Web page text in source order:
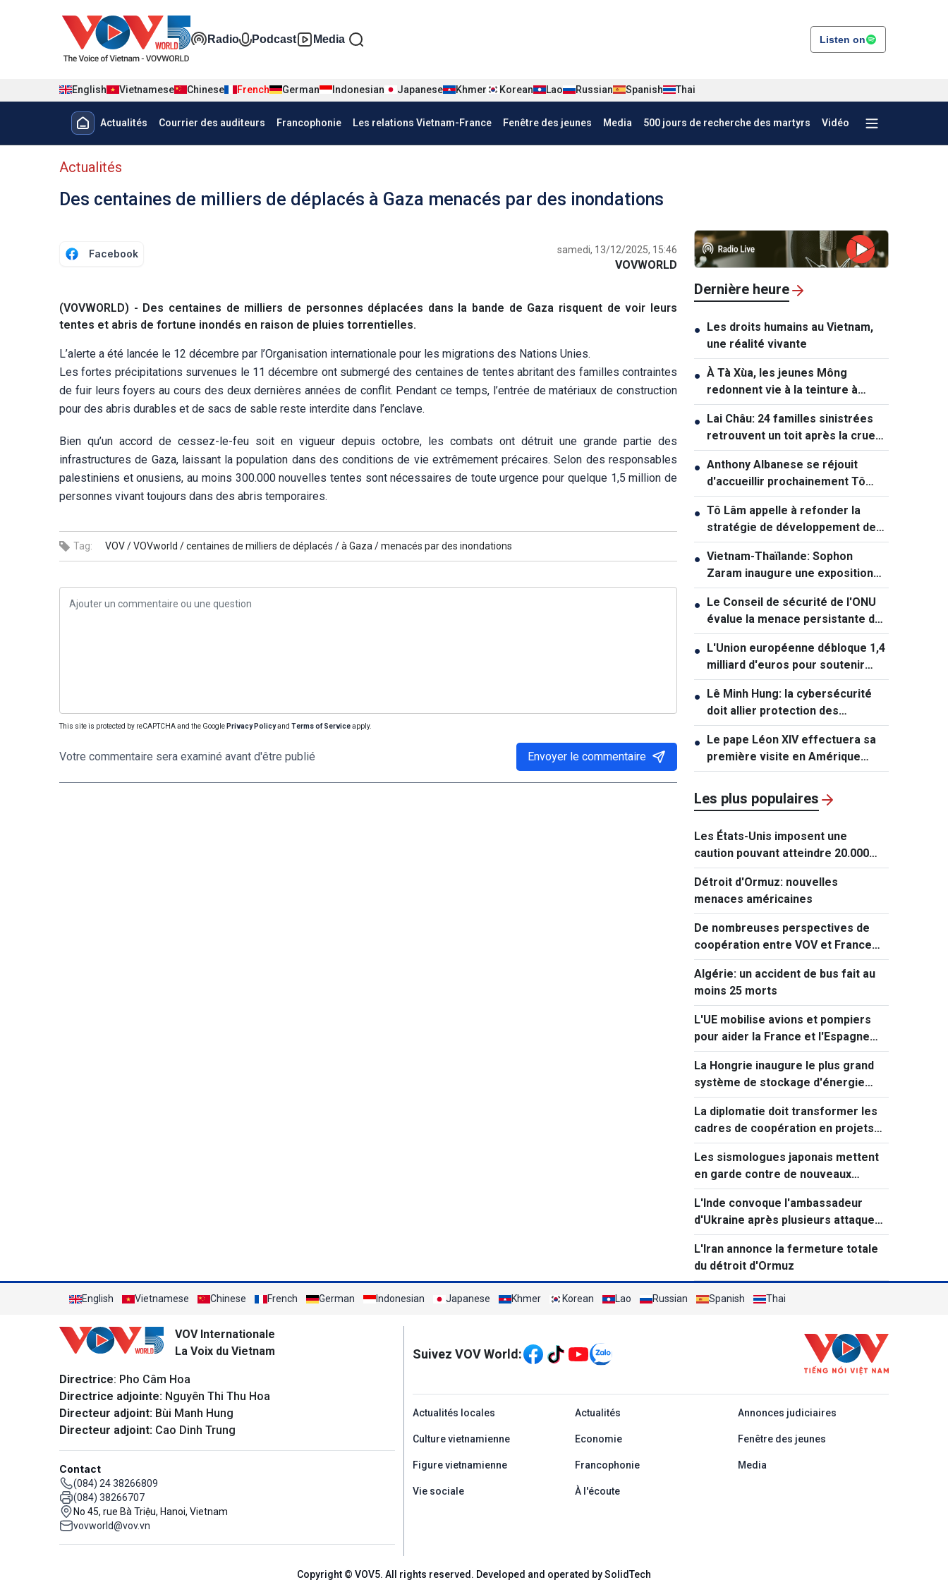
Đa phương tiện tiếng Pháp
Radio Podcast Media Listen on
English Vietnamese Chinese French German Indonesian Japanese Khmer Korean Lao Russian Spanish Thai
Menu trang chủ tiếng Pháp
Actualités Courrier des auditeurs Francophonie Les relations Vietnam-France Fenêtre des jeunes Media 500 jours de recherche des martyrs Vidéo
menu phụ tiếng Pháp
Actualités
Des centaines de milliers de déplacés à Gaza menacés par des inondations
Facebook samedi, 13/12/2025, 15:46
VOVWORLD
(VOVWORLD) - Des centaines de milliers de personnes déplacées dans la bande de Gaza risquent de voir leurs
tentes et abris de fortune inondés en raison de pluies torrentielles.
L’alerte a été lancée le 12 décembre par l’Organisation internationale pour les migrations des Nations Unies.
Les fortes précipitations survenues le 11 décembre ont submergé des centaines de tentes abritant des familles contraintes
de fuir leurs foyers au cours des deux dernières années de conflit. Pendant ce temps, l’entrée de matériaux de construction
pour des abris durables et de sacs de sable reste interdite dans l’enclave.
Bien qu’un accord de cessez-le-feu soit en vigueur depuis octobre, les combats ont détruit une grande partie des
infrastructures de Gaza, laissant la population dans des conditions de vie extrêmement précaires. Selon des responsables
palestiniens et onusiens, au moins 300.000 nouvelles tentes sont nécessaires de toute urgence pour quelque 1,5 million de
personnes vivant toujours dans des abris temporaires.
Tag: VOV /VOVworld /centaines de milliers de déplacés /à Gaza /menacés par des inondations
This site is protected by reCAPTCHA and the Google Privacy Policyand Terms of Serviceapply.
Votre commentaire sera examiné avant d'être publié Envoyer le commentaire
Dernière heure
● Les droits humains au Vietnam,
une réalité vivante
● À Tà Xùa, les jeunes Mông
redonnent vie à la teinture à
l’indigo
● Lai Châu: 24 familles sinistrées
retrouvent un toit après la crue
de Muong Than
● Anthony Albanese se réjouit
d'accueillir prochainement Tô
Lâm en Australie
● Tô Lâm appelle à refonder la
stratégie de développement des
infrastructures
● Vietnam-Thaïlande: Sophon
Zaram inaugure une exposition
célébrant le cinquantenaire des
relations diplomatiques
● Le Conseil de sécurité de l'ONU
évalue la menace persistante de
l'État islamique
● L'Union européenne débloque 1,4
milliard d'euros pour soutenir
l'Ukraine
● Lê Minh Hung: la cybersécurité
doit allier protection des
systèmes et protection des
personnes
● Le pape Léon XIV effectuera sa
première visite en Amérique
latine
Les plus populaires
Les États-Unis imposent une
caution pouvant atteindre 20.000
dollars pour les demandes de visa
de ressortissants de 50 pays
Détroit d'Ormuz: nouvelles
menaces américaines
De nombreuses perspectives de
coopération entre VOV et France
Médias Monde
Algérie: un accident de bus fait au
moins 25 morts
L'UE mobilise avions et pompiers
pour aider la France et l'Espagne
face aux incendies
La Hongrie inaugure le plus grand
système de stockage d'énergie
d'Europe centrale
La diplomatie doit transformer les
cadres de coopération en projets
concrets
Les sismologues japonais mettent
en garde contre de nouveaux
séismes majeurs après celui de
Kumamoto
L'Inde convoque l'ambassadeur
d'Ukraine après plusieurs attaques
visant des navires marchands en
mer Noire.
L'Iran annonce la fermeture totale
du détroit d'Ormuz
English Vietnamese Chinese French German Indonesian Japanese Khmer Korean Lao Russian Spanish Thai
VOV Internationale
La Voix du Vietnam
Directrice: Pho Câm Hoa
Directrice adjointe: Nguyên Thi Thu Hoa
Directeur adjoint: Bùi Manh Hung
Directeur adjoint: Cao Dinh Trung
Contact
(084) 24 38266809
(084) 38266707
No 45, rue Bà Triệu, Hanoi, Vietnam
vovworld@vov.vn
Mạng xã hội
Suivez VOV World:
menu footer tiếng Pháp
Actualités locales Actualités Annonces judiciaires
Culture vietnamienne Economie Fenêtre des jeunes
Figure vietnamienne Francophonie Media
Vie sociale À l'écoute
Copyright © VOV5. All rights reserved. Developed and operated by SolidTech